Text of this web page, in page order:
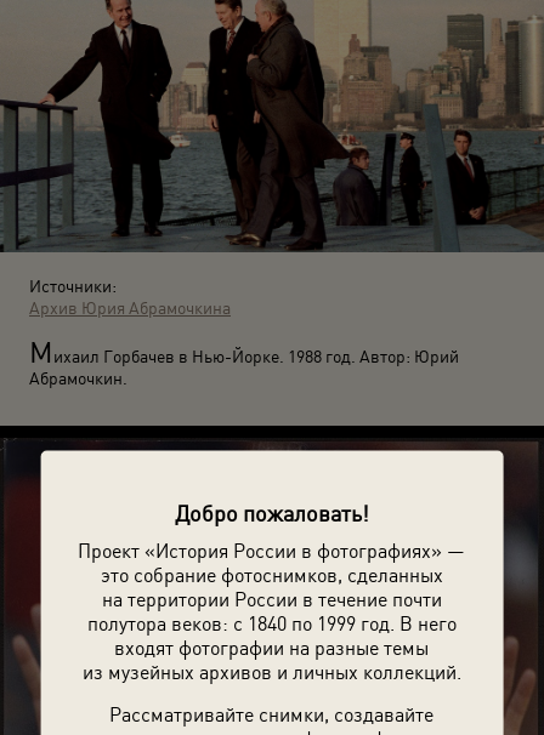
Добро пожаловать!
Проект «История России в фотографиях» —
это собрание фотоснимков, сделанных
на территории России в течение почти
полутора веков: с 1840 по 1999 год. В него
входят фотографии на разные темы
из музейных архивов и личных коллекций.
Рассматривайте снимки, создавайте
Источники:
Архив Юрия Абрамочкина
М ихаил Горбачев в Нью-Йорке. 1988 год. Автор: Юрий
Абрамочкин.